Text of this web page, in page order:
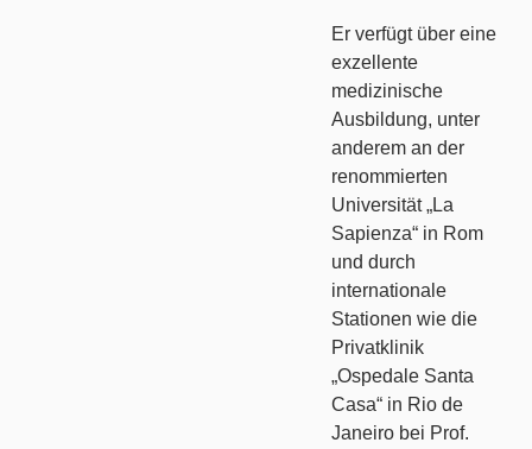
Er verfügt über eine
exzellente
medizinische
Ausbildung, unter
anderem an der
renommierten
Universität „La
Sapienza“ in Rom
und durch
internationale
Stationen wie die
Privatklinik
„Ospedale Santa
Casa“ in Rio de
Janeiro bei Prof.